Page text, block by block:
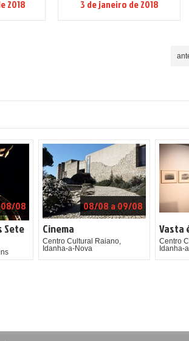
2018 3 de janeiro de 2018
08
Sete
08/08 a 09/08
Cinema
Centro Cultural Raiano,
Idanha-a-Nova
Vasta
Centro
Idanha-